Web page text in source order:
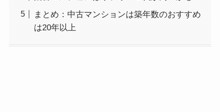
まとめ：中古マンションは築年数のおすすめ
は20年以上